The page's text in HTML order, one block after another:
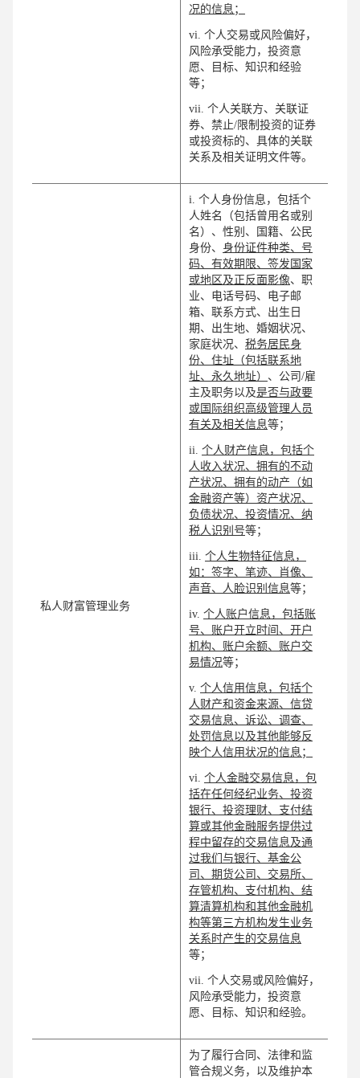
况的信息；
vi. 个人交易或风险偏好，
风险承受能力，投资意
愿、目标、知识和经验
等；
vii. 个人关联方、关联证
券、禁止/限制投资的证券
或投资标的、具体的关联
关系及相关证明文件等。
私人财富管理业务
i. 个人身份信息，包括个
人姓名（包括曾用名或别
名）、性别、国籍、公民
身份、 身份证件种类、号
码、有效期限、签发国家
或地区及正反面影像、职
业、电话号码、电子邮
箱、联系方式、出生日
期、出生地、婚姻状况、
家庭状况、 税务居民身
份、住址（包括联系地
址、永久地址） 、公司/雇
主及职务以及是否与政要
或国际组织高级管理人员
有关及相关信息等；
ii. 个人财产信息，包括个
人收入状况、拥有的不动
产状况、拥有的动产（如
金融资产等）资产状况、
负债状况、投资情况、纳
税人识别号等；
iii. 个人生物特征信息，
如：签字、笔迹、肖像、
声音、人脸识别信息等；
iv. 个人账户信息，包括账
号、账户开立时间、开户
机构、账户余额、账户交
易情况等；
v. 个人信用信息，包括个
人财产和资金来源、信贷
交易信息、诉讼、调查、
处罚信息以及其他能够反
映个人信用状况的信息；
vi. 个人金融交易信息，包
括在任何经纪业务、投资
银行、投资理财、支付结
算或其他金融服务提供过
程中留存的交易信息及通
过我们与银行、基金公
司、期货公司、交易所、
存管机构、支付机构、结
算清算机构和其他金融机
构等第三方机构发生业务
关系时产生的交易信息
等；
vii. 个人交易或风险偏好，
风险承受能力，投资意
愿、目标、知识和经验。
为了履行合同、法律和监
管合规义务，以及维护本